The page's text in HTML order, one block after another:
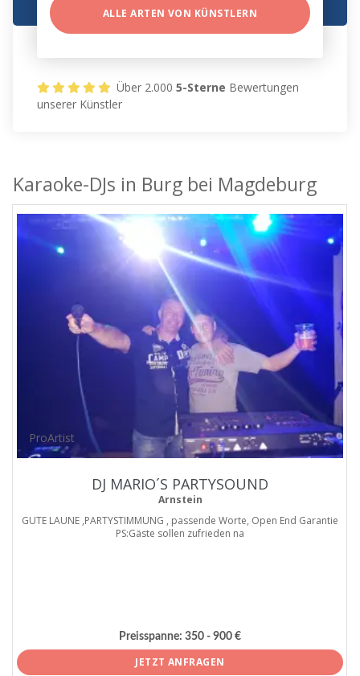
ALLE ARTEN VON KÜNSTLERN
Über 2.0005-Sterne Bewertungen
unserer Künstler
Karaoke-DJs in Burg bei Magdeburg
ProArtist
DJ MARIO´S PARTYSOUND
Arnstein
GUTE LAUNE ,PARTYSTIMMUNG , passende Worte, Open End Garantie
PS:Gäste sollen zufrieden na
Preisspanne: 350 - 900 €
JETZT ANFRAGEN